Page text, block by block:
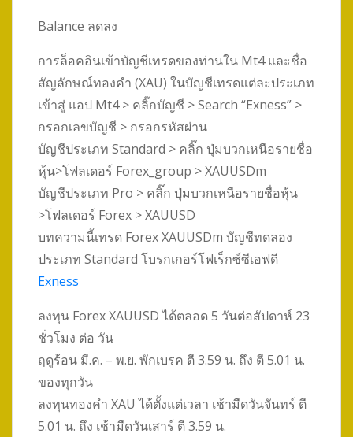
Balance ลดลง
การล็อคอินเข้าบัญชีเทรดของท่านใน Mt4 และชื่อ
สัญลักษณ์ทองคำ (XAU) ในบัญชีเทรดแต่ละประเภท
เข้าสู่ แอป Mt4 > คลิ๊กบัญชี > Search “Exness” >
กรอกเลขบัญชี > กรอกรหัสผ่าน
บัญชีประเภท Standard > คลิ๊ก ปุ่มบวกเหนือรายชื่อ
หุ้น>โฟลเดอร์ Forex_group > XAUUSDm
บัญชีประเภท Pro > คลิ๊ก ปุ่มบวกเหนือรายชื่อหุ้น
>โฟลเดอร์ Forex > XAUUSD
บทความนี้เทรด Forex XAUUSDm บัญชีทดลอง
ประเภท Standard โบรกเกอร์โฟเร็กซ์ซีเอฟดี
Exness
ลงทุน Forex XAUUSD ได้ตลอด 5 วันต่อสัปดาห์ 23
ชั่วโมง ต่อ วัน
ฤดูร้อน มี.ค. – พ.ย. พักเบรค ตี 3.59 น. ถึง ตี 5.01 น.
ของทุกวัน
ลงทุนทองคำ XAU ได้ตั้งแต่เวลา เช้ามืดวันจันทร์ ตี
5.01 น. ถึง เช้ามืดวันเสาร์ ตี 3.59 น.